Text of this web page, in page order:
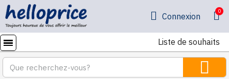
Connexion
Liste de souhaits